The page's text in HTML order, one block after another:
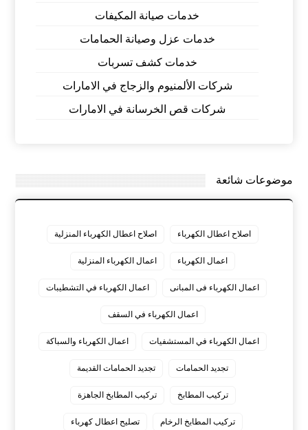
خدمات صيانة المكيفات
خدمات عزل وصيانة الحمامات
خدمات كشف تسربات
شركات الألمنيوم والزجاج في الامارات
شركات قص الخرسانة في الامارات
موضوعات شائعة
اصلاح اعطال الكهرباء اصلاح اعطال الكهرباء المنزلية
اعمال الكهرباء اعمال الكهرباء المنزلية
اعمال الكهرباء فى المبانى اعمال الكهرباء في التشطيبات
اعمال الكهرباء في السقف
اعمال الكهرباء في المستشفيات اعمال الكهرباء والسباكة
تجديد الحمامات تجديد الحمامات القديمة
تركيب المطابخ تركيب المطابخ الجاهزة
تركيب المطابخ الرخام تصليح اعطال كهرباء